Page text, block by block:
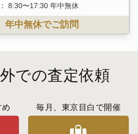
8:30〜17:30 年中無休
年中無休でご訪問
での査定依頼
毎月、東京目白で開催